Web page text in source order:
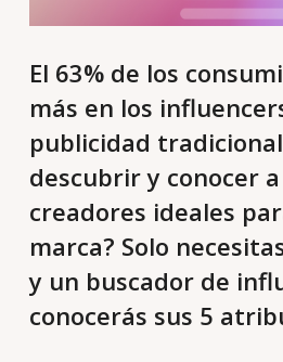
El 63% de los
más en los
publicidad
descubrir y conocer
creadores ideales
marca? Solo
y un buscador de
conocerás sus 5